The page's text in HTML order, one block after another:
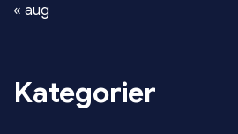
« aug
Kategorier